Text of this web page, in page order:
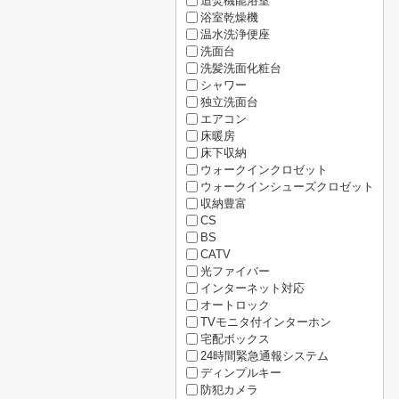
浴室乾燥機
温水洗浄便座
洗面台
洗髪洗面化粧台
シャワー
独立洗面台
エアコン
床暖房
床下収納
ウォークインクロゼット
ウォークインシューズクロゼット
収納豊富
CS
BS
CATV
光ファイバー
インターネット対応
オートロック
TVモニタ付インターホン
宅配ボックス
24時間緊急通報システム
ディンプルキー
防犯カメラ